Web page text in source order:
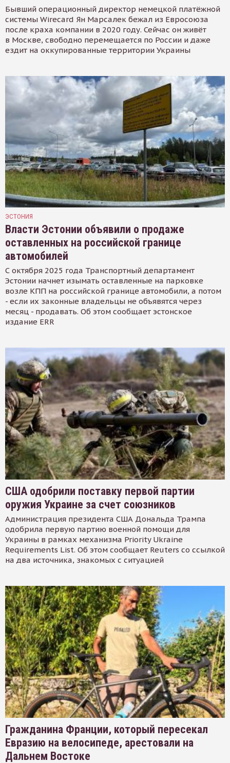
Бывший операционный директор немецкой платёжной
системы Wirecard Ян Марсалек бежал из Евросоюза
после краха компании в 2020 году. Сейчас он живёт
в Москве, свободно перемещается по России и даже
ездит на оккупированные территории Украины
ЭСТОНИЯ
Власти Эстонии объявили о продаже
оставленных на российской границе
автомобилей
С октября 2025 года Транспортный департамент
Эстонии начнет изымать оставленные на парковке
возле КПП на российской границе автомобили, а потом
- если их законные владельцы не объявятся через
месяц - продавать. Об этом сообщает эстонское
издание ERR
США одобрили поставку первой партии
оружия Украине за счет союзников
Администрация президента США Дональда Трампа
одобрила первую партию военной помощи для
Украины в рамках механизма Priority Ukraine
Requirements List. Об этом сообщает Reuters со ссылкой
на два источника, знакомых с ситуацией
Гражданина Франции, который пересекал
Евразию на велосипеде, арестовали на
Дальнем Востоке